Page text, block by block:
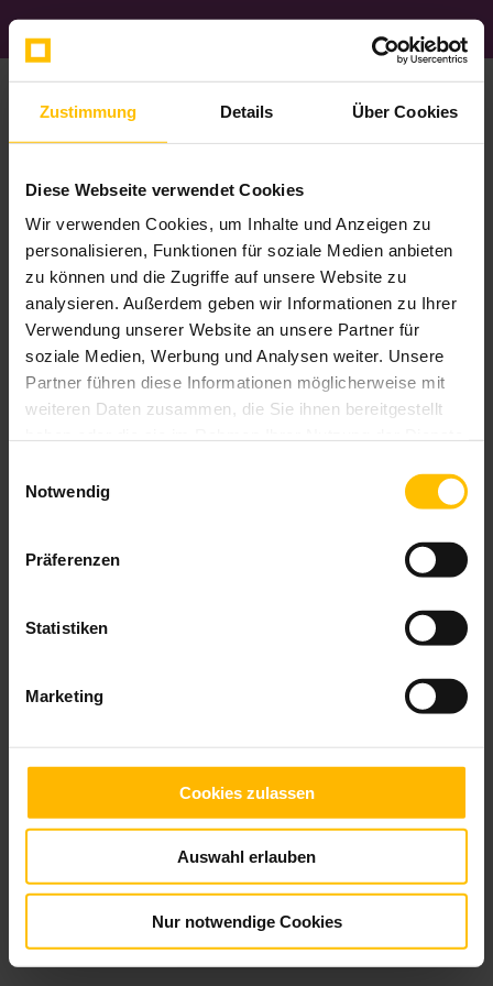
Zustimmung Details Über Cookies
Diese Webseite verwendet Cookies
Wir verwenden Cookies, um Inhalte und Anzeigen zu
personalisieren, Funktionen für soziale Medien anbieten
zu können und die Zugriffe auf unsere Website zu
analysieren. Außerdem geben wir Informationen zu Ihrer
Verwendung unserer Website an unsere Partner für
soziale Medien, Werbung und Analysen weiter. Unsere
Partner führen diese Informationen möglicherweise mit
weiteren Daten zusammen, die Sie ihnen bereitgestellt
Notwendig
Präferenzen
Statistiken
Marketing
Cookies zulassen
Auswahl erlauben
Nur notwendige Cookies
Werkstatt für Trauring-und
Schmuckgestaltung
Kerstin Schuppener
Sitemap
Vita
Spektrum
Philosophie
Datenschutz
Druckversion
© Werkstatt für Schmuckgestaltung Kerstin
Webansicht